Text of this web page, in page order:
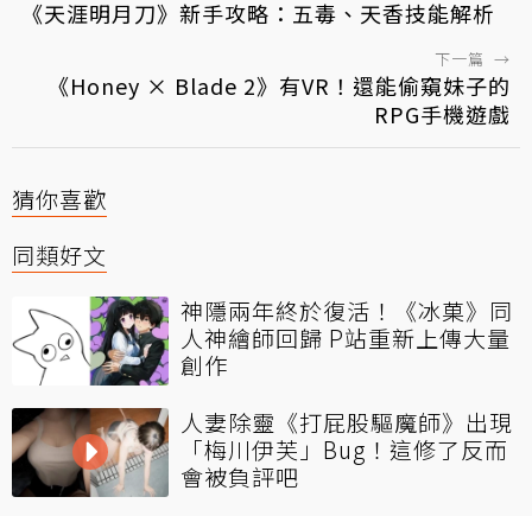
《天涯明月刀》新手攻略：五毒、天香技能解析
下一篇 →
《Honey × Blade 2》有VR！還能偷窺妹子的
RPG手機遊戲
猜你喜歡
同類好文
神隱兩年終於復活！《冰菓》同
人神繪師回歸 P站重新上傳大量
創作
人妻除靈《打屁股驅魔師》出現
「梅川伊芙」Bug！這修了反而
會被負評吧